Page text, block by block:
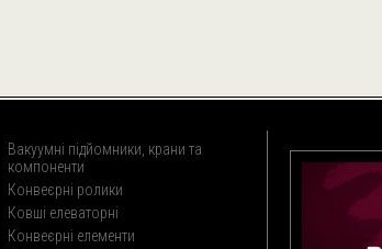
Вакуумні підйомники, крани та
компоненти
Конвеєрні ролики
Ковші елеваторні
Конвеєрні елементи